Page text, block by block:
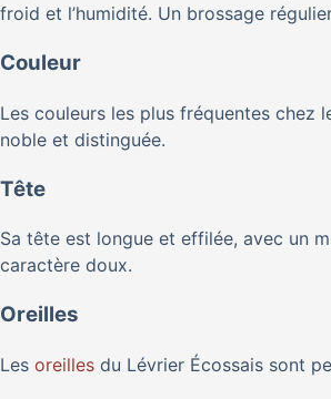
froid et l’humidité. Un brossage
Couleur
Les couleurs les plus fréquentes chez
noble et distinguée.
Tête
Sa tête est longue et effilée, avec un
caractère doux.
Oreilles
Les oreilles du Lévrier Écossais sont